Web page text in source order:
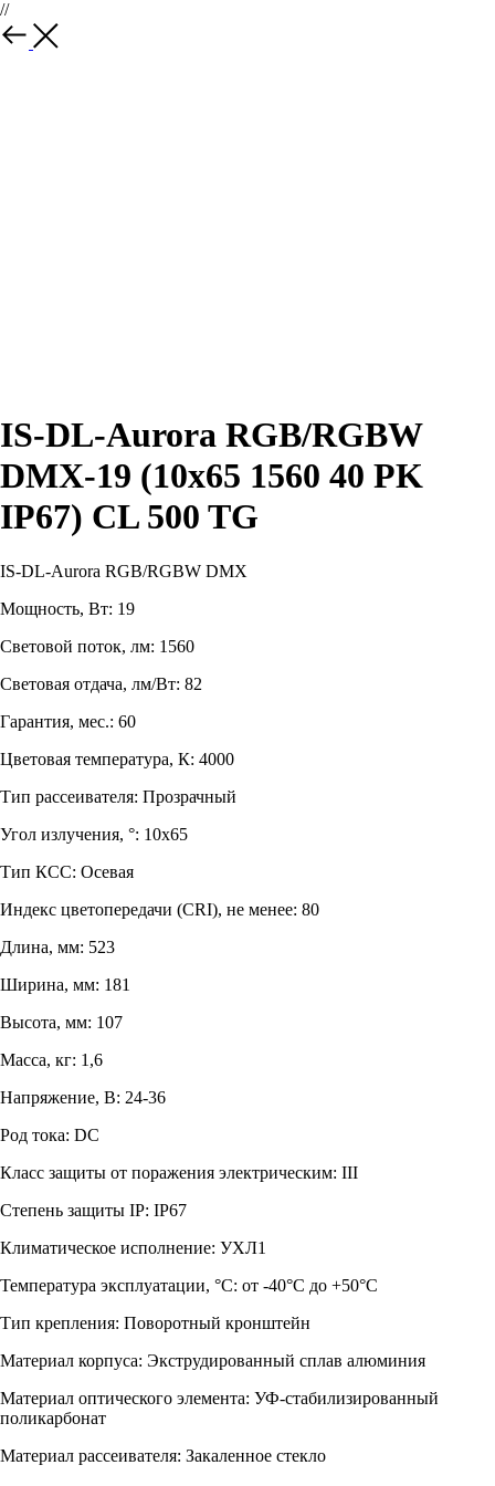
//
IS-DL-Aurora RGB/RGBW
DMX-19 (10x65 1560 40 PK
IP67) CL 500 TG
IS-DL-Aurora RGB/RGBW DMX
Мощность, Вт: 19
Световой поток, лм: 1560
Световая отдача, лм/Вт: 82
Гарантия, мес.: 60
Цветовая температура, К: 4000
Тип рассеивателя: Прозрачный
Угол излучения, °: 10х65
Тип КСС: Осевая
Индекс цветопередачи (CRI), не менее: 80
Длина, мм: 523
Ширина, мм: 181
Высота, мм: 107
Масса, кг: 1,6
Напряжение, В: 24-36
Род тока: DC
Класс защиты от поражения электрическим: III
Степень защиты IP: IP67
Климатическое исполнение: УХЛ1
Температура эксплуатации, °С: от -40°C до +50°C
Тип крепления: Поворотный кронштейн
Материал корпуса: Экструдированный сплав алюминия
Материал оптического элемента: УФ-стабилизированный
поликарбонат
Материал рассеивателя: Закаленное стекло